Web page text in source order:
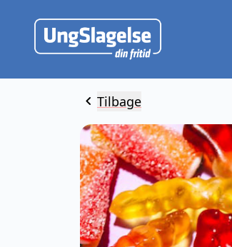
chevron_left Tilbage